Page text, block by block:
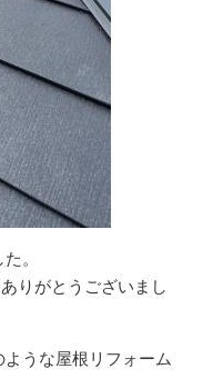
。
りがとうございまし
うな屋根リフォーム